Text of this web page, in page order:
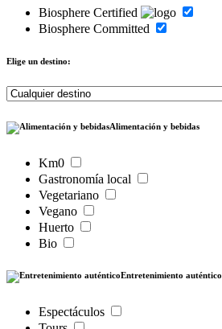
Biosphere Certified
Biosphere Committed
Elige un destino:
Alimentación y bebidas
Km0
Gastronomía local
Vegetariano
Vegano
Huerto
Bio
Entretenimiento auténtico
Espectáculos